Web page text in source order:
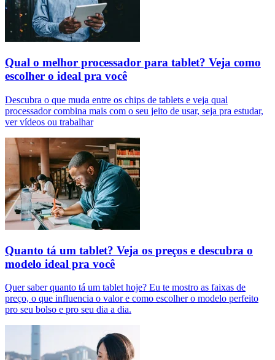
Qual o melhor processador para tablet? Veja como
escolher o ideal pra você
Descubra o que muda entre os chips de tablets e veja qual
processador combina mais com o seu jeito de usar, seja pra estudar,
ver vídeos ou trabalhar
Quanto tá um tablet? Veja os preços e descubra o
modelo ideal pra você
Quer saber quanto tá um tablet hoje? Eu te mostro as faixas de
preço, o que influencia o valor e como escolher o modelo perfeito
pro seu bolso e pro seu dia a dia.